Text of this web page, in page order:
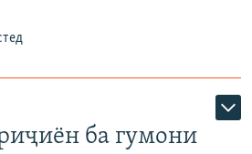
ба гумони